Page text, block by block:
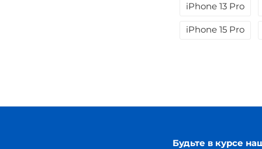
iPhone 13 Pro
iPhone 15 Pro
Будьте в курсе